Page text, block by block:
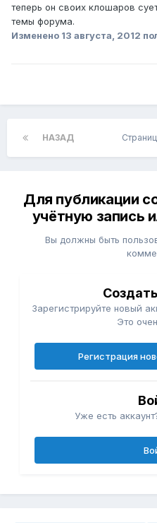
теперь он своих клошаров
темы форума.
Изменено 13 августа, 2012
НАЗАД
Для публикации
учётную запись
Вы должны быть
Зарегистрируйте новый
Это
Регистрация
Уже есть